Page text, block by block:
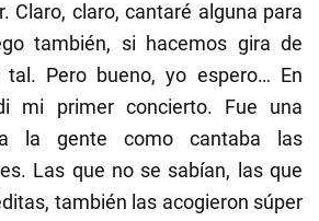
Claro, claro, cantaré alguna para
también, si hacemos gira de
Pero bueno, yo espero… En
mi primer concierto. Fue una
la gente como cantaba las
Las que no se sabían, las que
también las acogieron súper